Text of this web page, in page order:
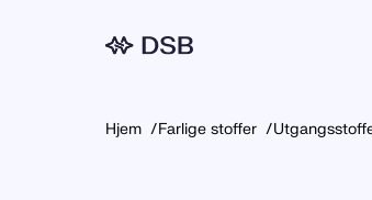
Hjem Farlige stoffer